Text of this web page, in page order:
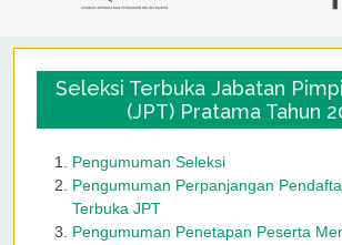
Seleksi Terbuka Jabatan
(JPT) Pratama Tahun
Pengumuman Seleksi
Pengumuman Perpanjangan
Terbuka JPT
Pengumuman Penetapan Peserta